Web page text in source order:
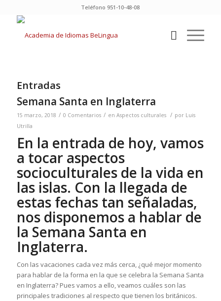
Teléfono 951-10-48-08
Entradas
Semana Santa en Inglaterra
15 marzo, 2018 / 0 Comentarios / en Aspectos culturales / por Luis
Utrilla
En la entrada de hoy, vamos
a tocar aspectos
socioculturales de la vida en
las islas. Con la llegada de
estas fechas tan señaladas,
nos disponemos a hablar de
la Semana Santa en
Inglaterra.
Con las vacaciones cada vez más cerca, ¿qué mejor momento
para hablar de la forma en la que se celebra la Semana Santa
en Inglaterra? Pues vamos a ello, veamos cuáles son las
principales tradiciones al respecto que tienen los británicos.